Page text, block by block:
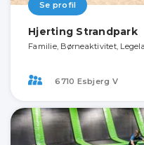
Se profil
Hjerting Strandpark
Familie, Børneaktivitet,
6710 Esbjerg V